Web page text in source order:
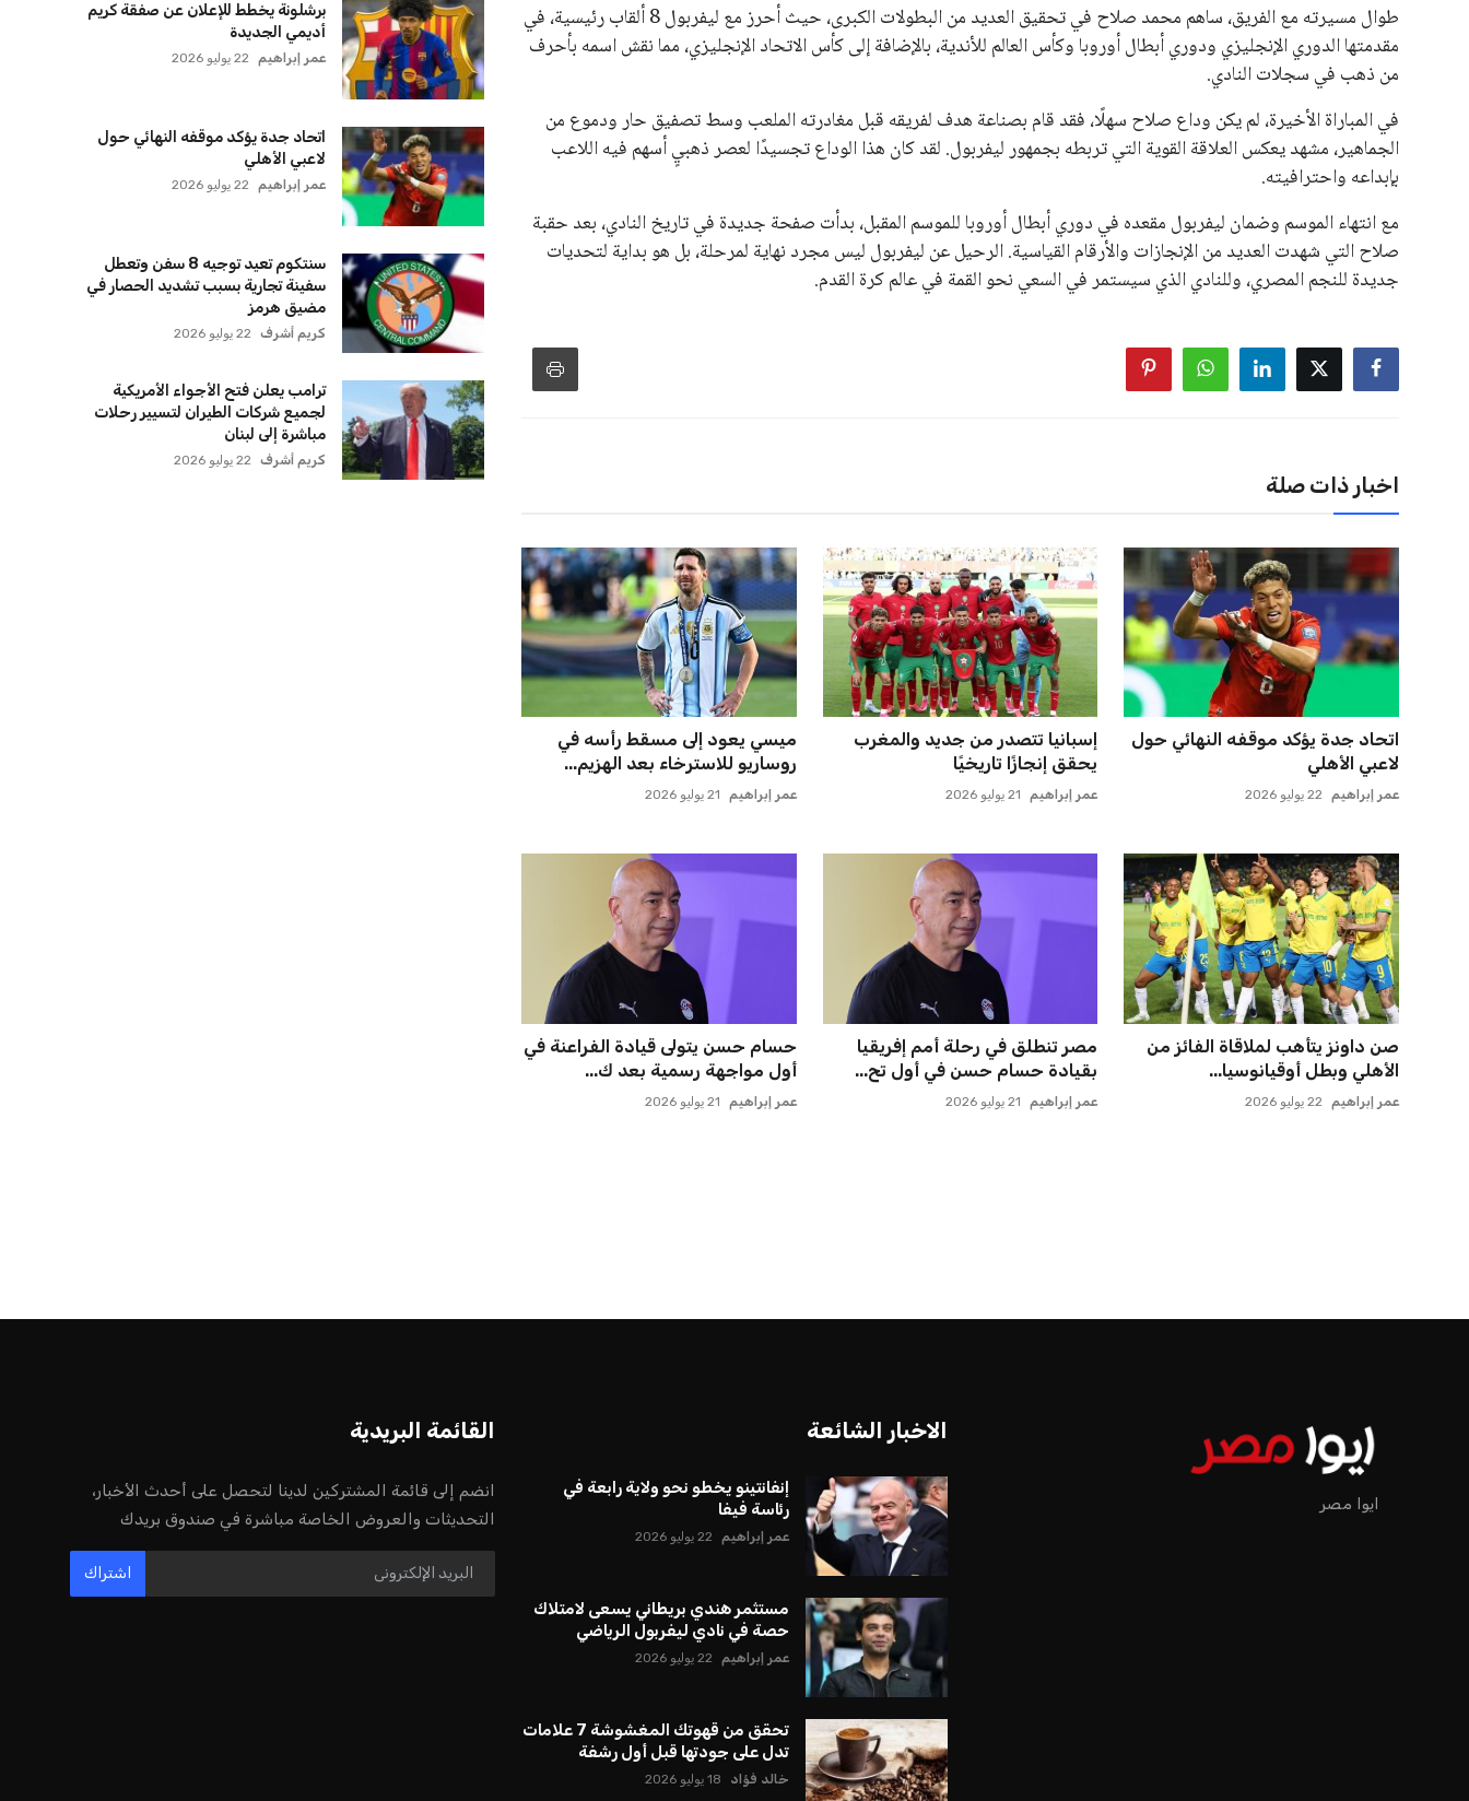
طوال مسيرته مع الفريق، ساهم محمد صلاح في تحقيق العديد من البطولات الكبرى، حيث أحرز مع ليفربول 8 ألقاب رئيسية، في
مقدمتها الدوري الإنجليزي ودوري أبطال أوروبا وكأس العالم للأندية، بالإضافة إلى كأس الاتحاد الإنجليزي، مما نقش اسمه بأحرف
من ذهب في سجلات النادي.
في المباراة الأخيرة، لم يكن وداع صلاح سهلًا، فقد قام بصناعة هدف لفريقه قبل مغادرته الملعب وسط تصفيق حار ودموع من
الجماهير، مشهد يعكس العلاقة القوية التي تربطه بجمهور ليفربول. لقد كان هذا الوداع تجسيدًا لعصر ذهبيٍ أسهم فيه اللاعب
بإبداعه واحترافيته.
مع انتهاء الموسم وضمان ليفربول مقعده في دوري أبطال أوروبا للموسم المقبل، بدأت صفحة جديدة في تاريخ النادي، بعد حقبة
صلاح التي شهدت العديد من الإنجازات والأرقام القياسية. الرحيل عن ليفربول ليس مجرد نهاية لمرحلة، بل هو بداية لتحديات
جديدة للنجم المصري، وللنادي الذي سيستمر في السعي نحو القمة في عالم كرة القدم.
اخبار ذات صلة
اتحاد جدة يؤكد موقفه النهائي حول
لاعبي الأهلي
عمر إبراهيم 22 يوليو 2026
إسبانيا تتصدر من جديد والمغرب
يحقق إنجازًا تاريخيًا
عمر إبراهيم 21 يوليو 2026
ميسي يعود إلى مسقط رأسه في
روساريو للاسترخاء بعد الهزيم...
عمر إبراهيم 21 يوليو 2026
صن داونز يتأهب لملاقاة الفائز من
الأهلي وبطل أوقيانوسيا...
عمر إبراهيم 22 يوليو 2026
مصر تنطلق في رحلة أمم إفريقيا
بقيادة حسام حسن في أول تح...
عمر إبراهيم 21 يوليو 2026
حسام حسن يتولى قيادة الفراعنة في
أول مواجهة رسمية بعد ك...
عمر إبراهيم 21 يوليو 2026
برشلونة يخطط للإعلان عن صفقة كريم
أديمي الجديدة
عمر إبراهيم 22 يوليو 2026
اتحاد جدة يؤكد موقفه النهائي حول
لاعبي الأهلي
عمر إبراهيم 22 يوليو 2026
سنتكوم تعيد توجيه 8 سفن وتعطل
سفينة تجارية بسبب تشديد الحصار في
مضيق هرمز
كريم أشرف 22 يوليو 2026
ترامب يعلن فتح الأجواء الأمريكية
لجميع شركات الطيران لتسيير رحلات
مباشرة إلى لبنان
كريم أشرف 22 يوليو 2026
ايوا مصر
الاخبار الشائعة
إنفانتينو يخطو نحو ولاية رابعة في
رئاسة فيفا
عمر إبراهيم 22 يوليو 2026
مستثمر هندي بريطاني يسعى لامتلاك
حصة في نادي ليفربول الرياضي
عمر إبراهيم 22 يوليو 2026
تحقق من قهوتك المغشوشة 7 علامات
تدل على جودتها قبل أول رشفة
خالد فؤاد 18 يوليو 2026
القائمة البريدية
انضم إلى قائمة المشتركين لدينا لتحصل على أحدث الأخبار،
التحديثات والعروض الخاصة مباشرة في صندوق بريدك
اشتراك